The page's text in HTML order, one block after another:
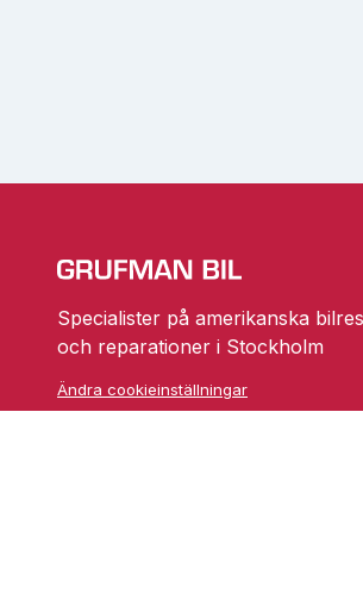
Specialister på amerikanska
och reparationer i Stockholm
Ändra cookieinställningar